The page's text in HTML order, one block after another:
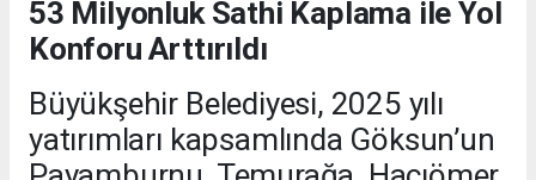
53 Milyonluk Sathi Kaplama ile Yol
Konforu Arttırıldı
Büyükşehir Belediyesi, 2025 yılı
yatırımları kapsamlında Göksun’un